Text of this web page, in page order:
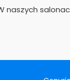
naszych